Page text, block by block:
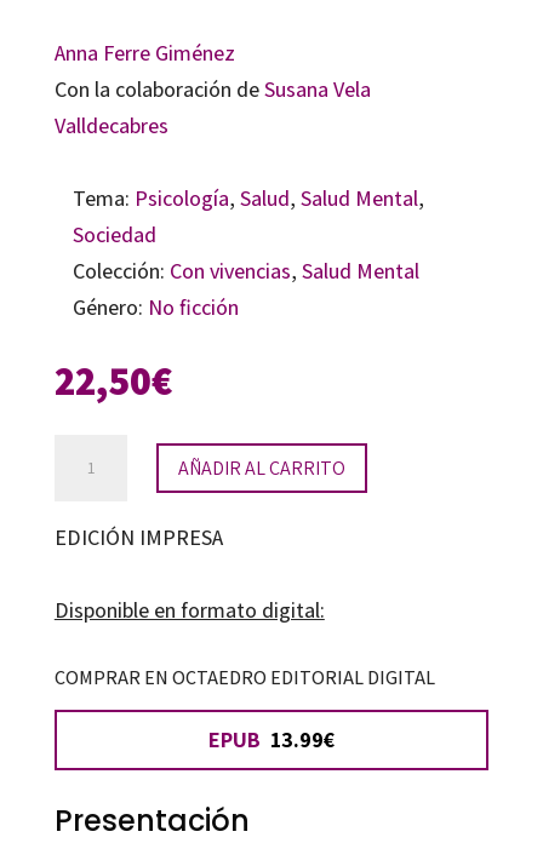
Anna Ferre Giménez
Con la colaboración deSusana Vela
Valldecabres
Tema: Psicología, Salud, Salud Mental,
Sociedad
Colección: Con vivencias, Salud Mental
Género: No ficción
22,50€
muñecos
AÑADIR AL CARRITO
EDICIÓN IMPRESA
Disponible en formato digital:
COMPRAR EN OCTAEDRO EDITORIAL DIGITAL
EPUB 13.99€
Presentación